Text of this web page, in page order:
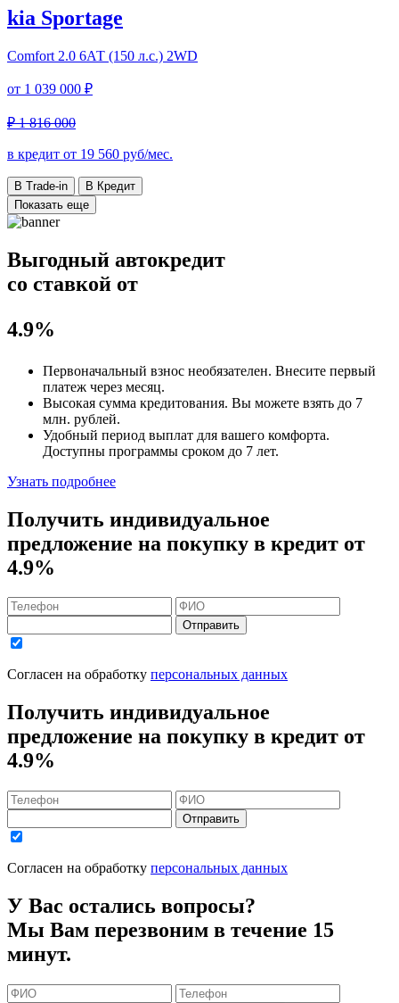
kia Sportage
Comfort 2.0 6АТ (150 л.с.) 2WD
от 1 039 000 ₽
₽ 1 816 000
в кредит от 19 560 руб/мес.
В Trade-in
В Кредит
Показать еще
Выгодный автокредит
со ставкой от
4.9%
Первоначальный взнос необязателен. Внесите первый
платеж через месяц.
Высокая сумма кредитования. Вы можете взять до 7
млн. рублей.
Удобный период выплат для вашего комфорта.
Доступны программы сроком до 7 лет.
Узнать подробнее
Получить индивидуальное
предложение на покупку в кредит от
4.9%
Отправить
Согласен на обработку персональных данных
Получить индивидуальное
предложение на покупку в кредит от
4.9%
Отправить
Согласен на обработку персональных данных
У Вас остались вопросы?
Мы Вам перезвоним в течение 15
минут.